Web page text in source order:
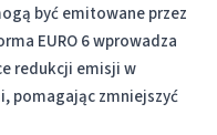
być emitowane przez
EURO 6 wprowadza
redukcji emisji w
pomagając zmniejszyć